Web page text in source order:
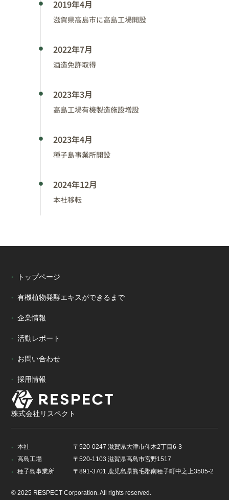
2019年4月
滋賀県高島市に高島工場開設
2022年7月
酒造免許取得
2023年3月
高島工場有機製造施設増設
2023年4月
種子島事業所開設
2024年12月
本社移転
トップページ
有機植物発酵エキスができるまで
企業情報
活動レポート
お問い合わせ
採用情報
株式会社リスペクト
本社
〒520-0247 滋賀県大津市仰木2丁目6-3
高島工場
〒520-1103 滋賀県高島市宮野1517
種子島事業所
〒891-3701 鹿児島県熊毛郡南種子町中之上3505-2
© 2025 RESPECT Corporation. All rights reserved.